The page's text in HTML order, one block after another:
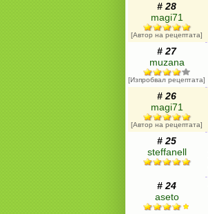
# 28
magi71
[Автор на рецептата]
# 27
muzana
[Изпробвал рецептата]
# 26
magi71
[Автор на рецептата]
# 25
steffanell
# 24
aseto